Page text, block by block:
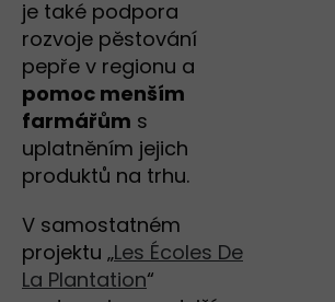
je také podpora
rozvoje pěstování
pepře v regionu a
pomoc menším
farmářům s
uplatněním jejich
produktů na trhu.
V samostatném
projektu „Les Écoles De
La Plantation“